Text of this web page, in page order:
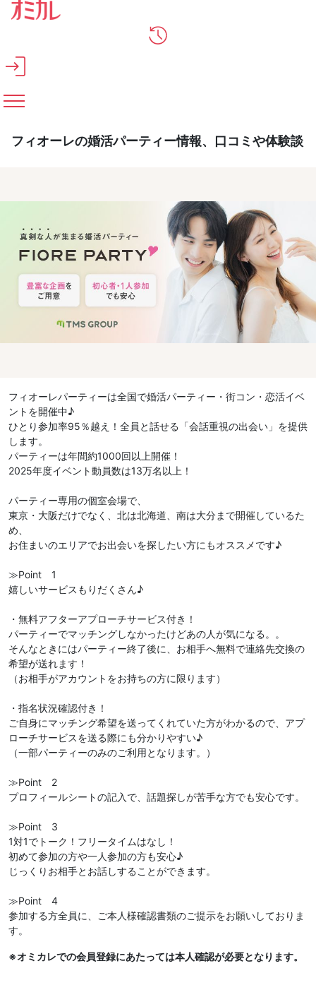
メインコンテンツへスキップ
フィオーレの婚活パーティー情報、口コミや体験談
フィオーレパーティーは全国で婚活パーティー・街コン・恋活イベ
ントを開催中♪
ひとり参加率95％越え！全員と話せる「会話重視の出会い」を提供
します。
パーティーは年間約1000回以上開催！
2025年度イベント動員数は13万名以上！
パーティー専用の個室会場で、
東京・大阪だけでなく、北は北海道、南は大分まで開催しているた
め、
お住まいのエリアでお出会いを探したい方にもオススメです♪
≫Point 1
嬉しいサービスもりだくさん♪
・無料アフターアプローチサービス付き！
パーティーでマッチングしなかったけどあの人が気になる。。
そんなときにはパーティー終了後に、お相手へ無料で連絡先交換の
希望が送れます！
（お相手がアカウントをお持ちの方に限ります）
・指名状況確認付き！
ご自身にマッチング希望を送ってくれていた方がわかるので、アプ
ローチサービスを送る際にも分かりやすい♪
（一部パーティーのみのご利用となります。）
≫Point 2
プロフィールシートの記入で、話題探しが苦手な方でも安心です。
≫Point 3
1対1でトーク！フリータイムはなし！
初めて参加の方や一人参加の方も安心♪
じっくりお相手とお話しすることができます。
≫Point 4
参加する方全員に、ご本人様確認書類のご提示をお願いしておりま
す。
※オミカレでの会員登録にあたっては本人確認が必要となります。